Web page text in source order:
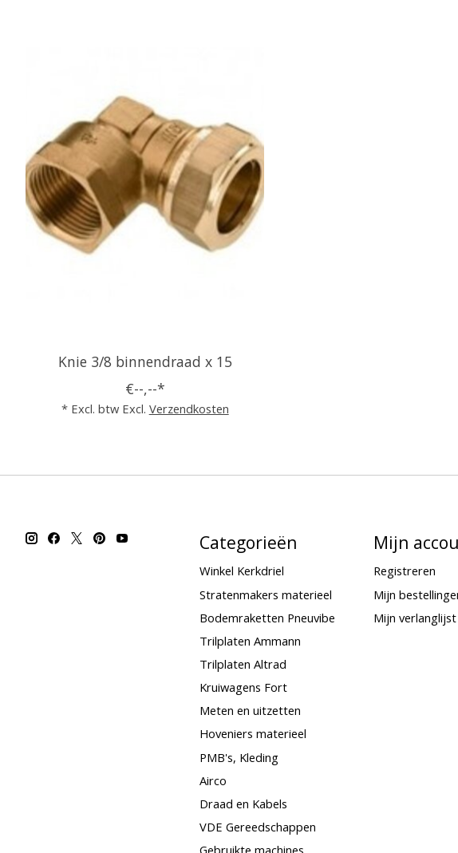
Knie 3/8 binnendraad x 15
€--,--*
* Excl. btw Excl. Verzendkosten
Categorieën
Winkel Kerkdriel
Stratenmakers materieel
Bodemraketten Pneuvibe
Trilplaten Ammann
Trilplaten Altrad
Kruiwagens Fort
Meten en uitzetten
Hoveniers materieel
PMB's, Kleding
Airco
Draad en Kabels
VDE Gereedschappen
Mijn
Registreren
Mijn
Mijn verlanglijst